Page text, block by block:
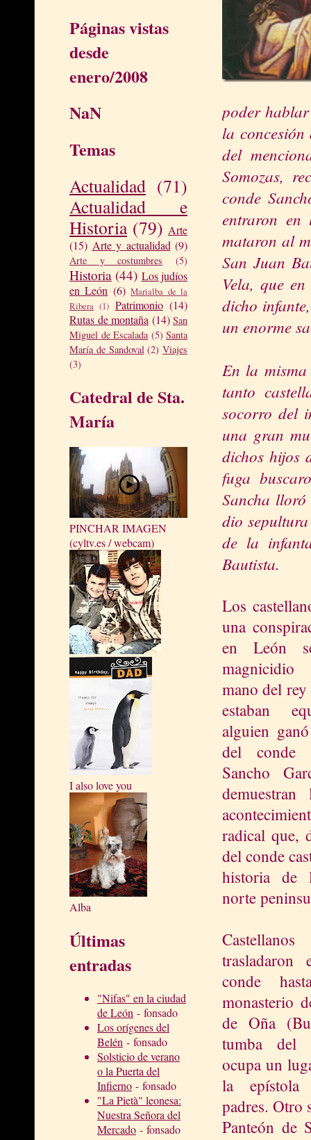
Páginas vistas
desde
enero/2008
NaN
Temas
Actualidad (71)
Actualidad e
Historia (79) Arte
(15) Arte y actualidad (9)
Arte y costumbres (5)
Historia (44) Los judíos
en León (6) Marialba de la
Ribera (1) Patrimonio (14)
Rutas de montaña (14) San
Miguel de Escalada (5) Santa
María de Sandoval (2) Viajes
(3)
Catedral de Sta.
María
PINCHAR IMAGEN
(cyltv.es / webcam)
I also love you
Alba
Últimas
entradas
"Nifas" en la ciudad
de León - fonsado
Los orígenes del
Belén - fonsado
Solsticio de verano
o la Puerta del
Infierno - fonsado
"La Pietà" leonesa:
Nuestra Señora del
Mercado - fonsado
poder
la
del
Somozas,
conde
entraron en
mataron al
San Juan
Vela, que
dicho
un enorme
En la misma
tanto
socorro del
una gran
dichos hijos
fuga
Sancha
dio
de la
Bautista.
Los
una
en León
mano del
estaban
alguien
del conde
Sancho
demuestran
radical que,
del conde
historia de
norte
trasladaron
conde
monasterio
de Oña
tumba del
ocupa un
la
padres. Otro
Panteón de